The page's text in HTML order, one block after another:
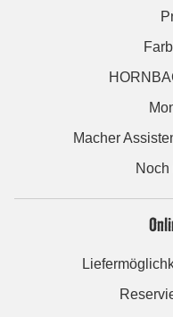
Macher